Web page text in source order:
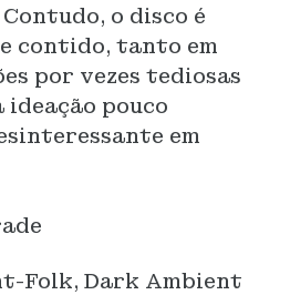
o disco é
contido, tanto em
por vezes tediosas
pouco
em
Folk, Dark Ambient